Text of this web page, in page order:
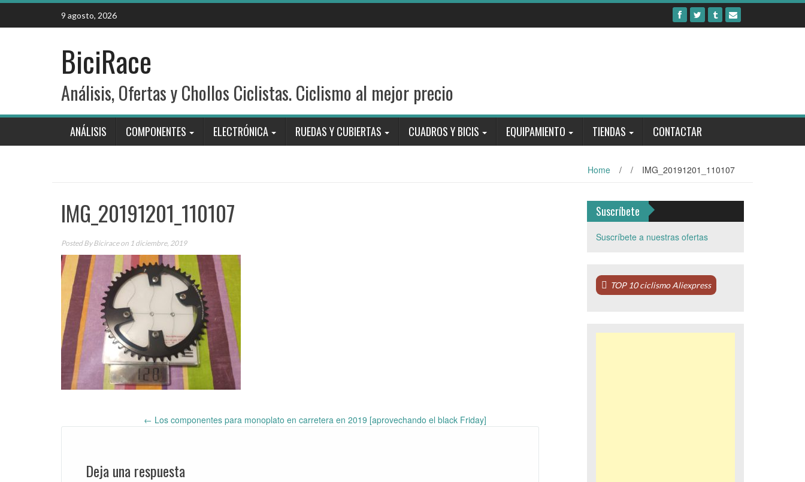
Skip
content
9 agosto, 2026
BiciRace
Análisis, Ofertas y Chollos Ciclistas. Ciclismo al mejor precio
ANÁLISIS COMPONENTES ELECTRÓNICA RUEDAS Y CUBIERTAS CUADROS Y BICIS EQUIPAMIENTO TIENDAS CONTACTAR
Home / / IMG_20191201_110107
IMG_20191201_110107
Posted ByBiciraceon 1 diciembre, 2019
Post
navigation
← Los componentes para monoplato en carretera en 2019 [aprovechando el black Friday]
Deja una respuesta
Suscríbete
Suscríbete a nuestras ofertas
TOP 10 ciclismo Aliexpress